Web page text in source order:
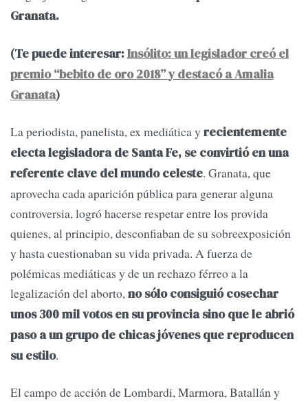
Granata.
(Te puede interesar:Insólito: un legislador creó el
premio “bebito de oro 2018” y destacó a Amalia
Granata)
La periodista, panelista, ex mediática y recientemente
electa legisladora de Santa Fe, se convirtió en una
referente clave del mundo celeste. Granata, que
aprovecha cada aparición pública para generar alguna
controversia, logró hacerse respetar entre los provida
quienes, al principio, desconfiaban de su sobreexposición
y hasta cuestionaban su vida privada. A fuerza de
polémicas mediáticas y de un rechazo férreo a la
legalización del aborto,no sólo consiguió cosechar
unos 300 mil votos en su provincia sino que le abrió
paso a un grupo de chicas jóvenes que reproducen
su estilo.
El campo de acción de Lombardi, Marmora, Batallán y